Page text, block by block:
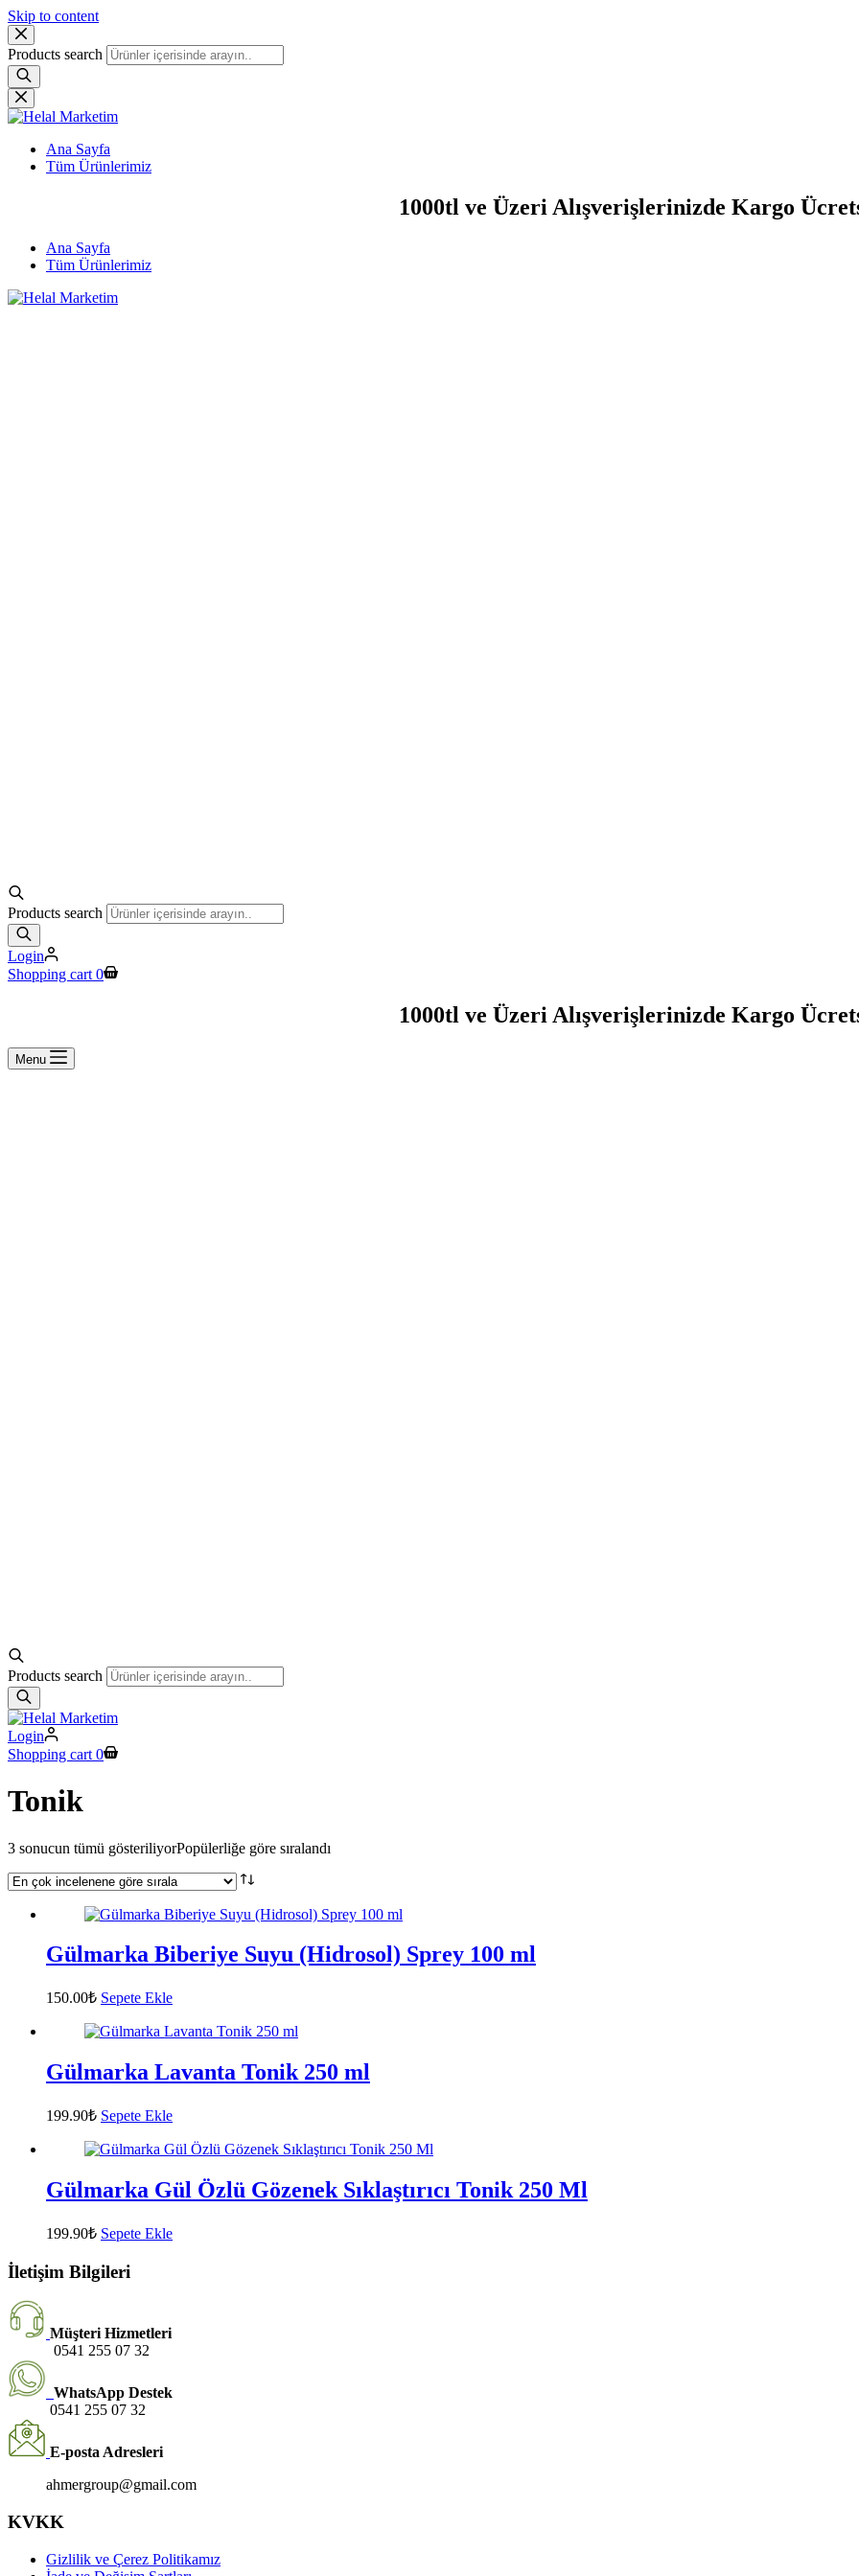
Skip to content
Products search
Ana Sayfa
Tüm Ürünlerimiz
1000tl ve Üzeri Alışverişlerinizde Kargo
Ana Sayfa
Tüm Ürünlerimiz
Products search
Login
Shopping cart 0
1000tl ve Üzeri Alışverişlerinizde Kargo
Menu
Products search
Login
Shopping cart 0
Tonik
3 sonucun tümü gösteriliyorPopülerliğe göre sıralandı
Gülmarka Biberiye Suyu (Hidrosol) Sprey 100 ml
150.00₺ Sepete Ekle
Gülmarka Lavanta Tonik 250 ml
199.90₺ Sepete Ekle
Gülmarka Gül Özlü Gözenek Sıklaştırıcı Tonik 250 Ml
199.90₺ Sepete Ekle
İletişim Bilgileri
Müşteri Hizmetleri
0541 255 07 32
WhatsApp Destek
0541 255 07 32
E-posta Adresleri
ahmergroup@gmail.com
KVKK
Gizlilik ve Çerez Politikamız